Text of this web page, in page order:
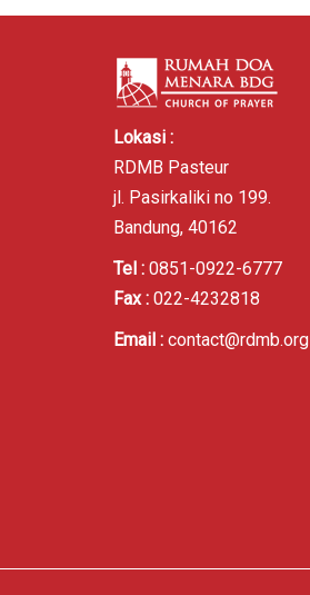
Lokasi :
RDMB Pasteur
jl. Pasirkaliki no 199.
Bandung, 40162
Tel : 0851-0922-6777
Fax : 022-4232818
Email : contact@rdmb.org